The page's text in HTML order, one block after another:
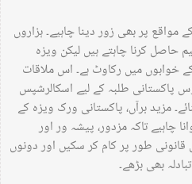
پر بھی زور دینا چاہیے۔ ہزاروں
کرنا چاہتے ہیں لیکن ویزہ
میں رکاوٹ ہے۔ اس ملاقات
پاکستانی طلبہ کے لیے اسکالرشپس
مزید برآں، پاکستانی ورک ویزہ کے
تاکہ مزدور، پیشہ ور اور
طور پر کام کر سکیں اور دونوں
بھی بڑھے۔